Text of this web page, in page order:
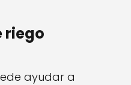
riego
ayudar a